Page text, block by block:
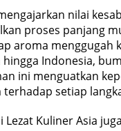
nilai
proses panjang
aroma menggugah
hingga Indonesia,
ini menguatkan
setiap
Lezat Kuliner Asia